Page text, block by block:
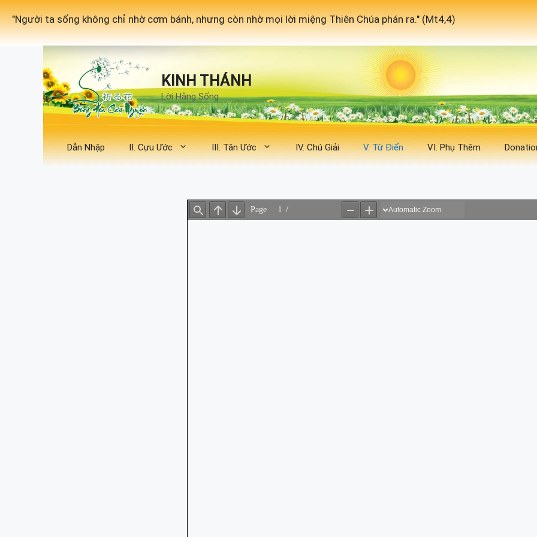
Chuyển
đến
nội
"Người ta sống không chỉ nhờ cơm bánh, nhưng còn nhờ mọi lời miệng Thiên Chúa phán ra." (Mt4,4)
KINH THÁNH
Lời Hằng Sống
Dẫn Nhập II. Cựu Ước III. Tân Ước IV. Chú Giải V. Từ Điển VI. Phụ Thêm